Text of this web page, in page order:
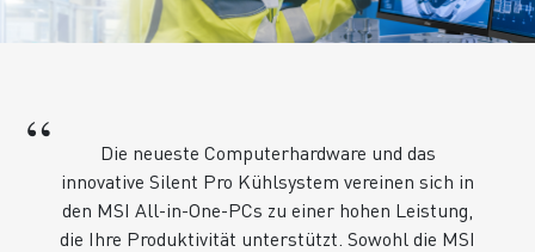
“
Die neueste Computerhardware und das
innovative Silent Pro Kühlsystem vereinen sich in
den MSI All-in-One-PCs zu einer hohen Leistung,
die Ihre Produktivität unterstützt. Sowohl die MSI